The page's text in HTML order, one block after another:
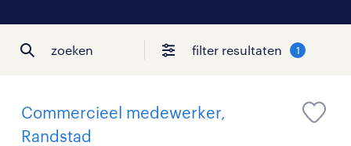
zoeken filter resultaten 1
Commercieel medewerker,
Randstad